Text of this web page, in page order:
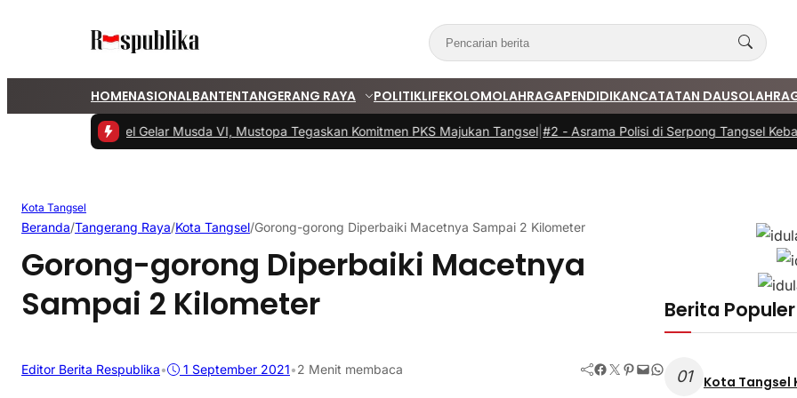
HOMENASIONALBANTENTANGERANG RAYA POLITIKLIFEKOLOMOLAHRAGAPENDIDIKANCATATAN DAUS
PKS Tangsel Gelar Musda VI, Mustopa Tegaskan Komitmen PKS Majukan Tangsel|#2 -Asrama Polisi di Serpong Tangsel
Kota Tangsel
Beranda/Tangerang Raya/Kota Tangsel/Gorong-gorong Diperbaiki Macetnya Sampai 2 Kilometer
Gorong-gorong Diperbaiki Macetnya
Sampai 2 Kilometer
Editor Berita Respublika• 1 September 2021•2 Menit membaca Facebook Twitter Pinterest Mail WhatsApp
Berita Populer
01 Kota Tangsel